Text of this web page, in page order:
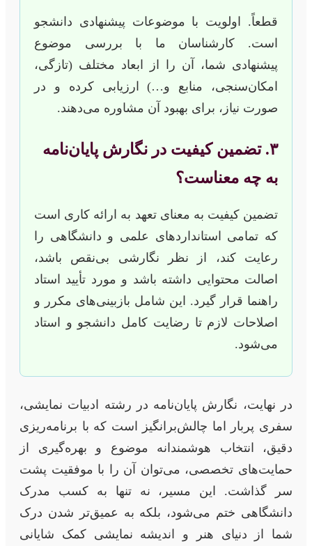
قطعاً. اولویت با موضوعات پیشنهادی دانشجو
است. کارشناسان ما با بررسی موضوع
پیشنهادی شما، آن را از ابعاد مختلف (تازگی،
امکان‌سنجی، منابع و…) ارزیابی کرده و در
صورت نیاز، برای بهبود آن مشاوره می‌دهند.
۳. تضمین کیفیت در نگارش پایان‌نامه
به چه معناست؟
تضمین کیفیت به معنای تعهد به ارائه کاری است
که تمامی استانداردهای علمی و دانشگاهی را
رعایت کند، از نظر نگارشی بی‌نقص باشد،
اصالت محتوایی داشته باشد و مورد تأیید استاد
راهنما قرار گیرد. این شامل بازبینی‌های مکرر و
اصلاحات لازم تا رضایت کامل دانشجو و استاد
می‌شود.
در نهایت، نگارش پایان‌نامه در رشته ادبیات نمایشی،
سفری پربار اما چالش‌برانگیز است که با برنامه‌ریزی
دقیق، انتخاب هوشمندانه موضوع و بهره‌گیری از
حمایت‌های تخصصی، می‌توان آن را با موفقیت پشت
سر گذاشت. این مسیر، نه تنها به کسب مدرک
دانشگاهی ختم می‌شود، بلکه به عمیق‌تر شدن درک
شما از دنیای هنر و اندیشه نمایشی کمک شایانی